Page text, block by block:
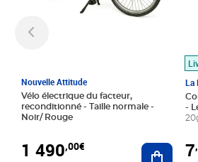
Nouvelle Attitude
Vélo électrique du facteur,
reconditionné - Taille normale -
Noir/ Rouge
1 490,00€ Ajouter
La
-
7